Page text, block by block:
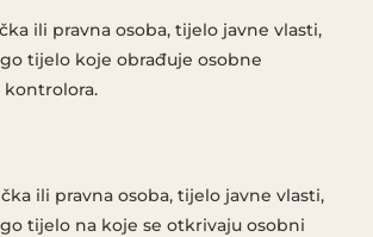
ili pravna osoba, tijelo javne vlasti,
tijelo koje obrađuje osobne
ili pravna osoba, tijelo javne vlasti,
tijelo na koje se otkrivaju osobni